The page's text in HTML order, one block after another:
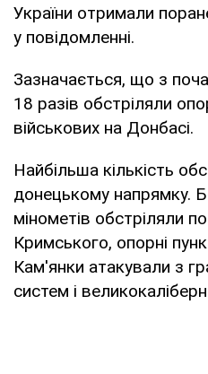
України отримали
у повідомленні.
Зазначається, що з
18 разів обстріляли
військових на Донбасі.
Найбільша кількість
донецькому напрямку.
мінометів обстріляли
Кримського, опорні
Кам'янки атакували з
систем і